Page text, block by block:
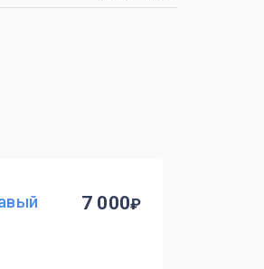
7 000